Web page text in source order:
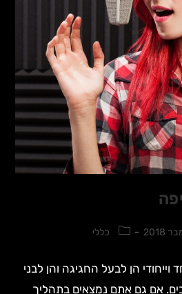
כללי
הן לבעל החגיגה והן לבני
אם גם אתם נמצאים בתהליך